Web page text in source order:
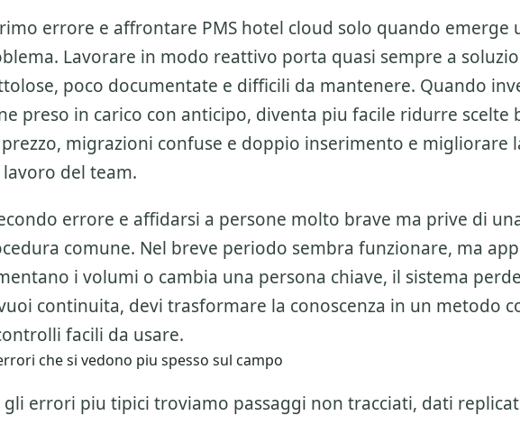
errore e affrontare PMS hotel cloud solo quando emerge
Lavorare in modo reattivo porta quasi sempre a
poco documentate e difficili da mantenere. Quando
preso in carico con anticipo, diventa piu facile ridurre scelte
migrazioni confuse e doppio inserimento e migliorare
lavoro del team.
errore e affidarsi a persone molto brave ma prive di
comune. Nel breve periodo sembra funzionare, ma
i volumi o cambia una persona chiave, il sistema
continuita, devi trasformare la conoscenza in un metodo
facili da usare.
che si vedono piu spesso sul campo
gli errori piu tipici troviamo passaggi non tracciati, dati